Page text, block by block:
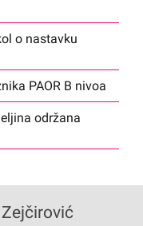
o nastavku
PAOR B nivoa
održana